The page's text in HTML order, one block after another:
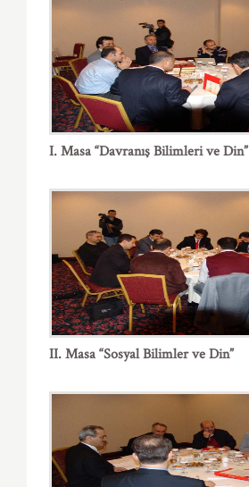
I. Masa “Davranış Bilimleri ve Din”
II. Masa “Sosyal Bilimler ve Din”